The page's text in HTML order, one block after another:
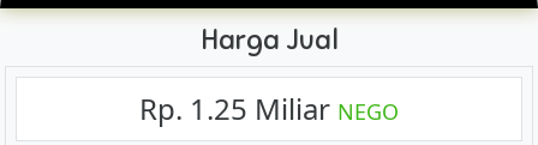
Harga Jual
Rp. 1.25 Miliar NEGO